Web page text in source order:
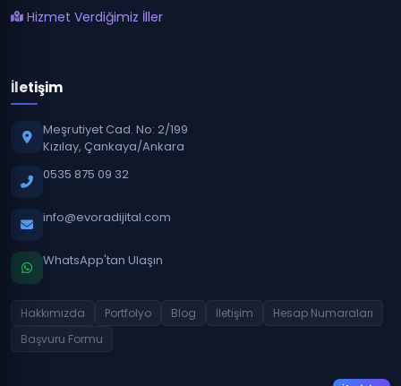
Hizmet Verdiğimiz İller
İletişim
Meşrutiyet Cad. No: 2/199
Kızılay, Çankaya/Ankara
0535 875 09 32
info@evoradijital.com
WhatsApp'tan Ulaşın
Hakkımızda Portfolyo Blog İletişim
Hesap Numaraları
Başvuru Formu